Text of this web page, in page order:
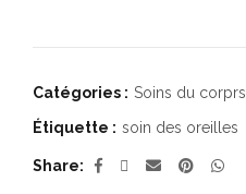
Catégories : Soins du corprs
Étiquette : soin des oreilles
Share